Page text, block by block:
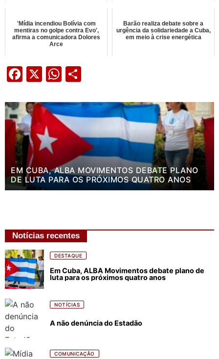
'Mídia incendiou Bolívia com
mentiras no golpe contra Evo',
afirma a comunicadora Dolores
Arce
Barão realiza debate sobre a
urgência da solidariedade a Cuba,
em meio à crise energética
Facebook
X WhatsApp
EM CUBA, ALBA MOVIMENTOS DEBATE PLANO
DE LUTA PARA OS PRÓXIMOS QUATRO ANOS
Notícias recentes
DESTAQUE
Em Cuba, ALBA Movimentos debate plano de
luta para os próximos quatro anos
NOTÍCIAS
A não denúncia do Estadão
COMUNICAÇÃO